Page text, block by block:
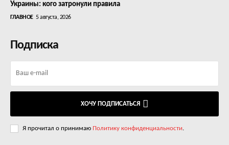
Украины: кого затронули правила
ГЛАВНОЕ 5 августа, 2026
Подписка
ХОЧУ ПОДПИСАТЬСЯ
Я прочитал о принимаю Политику конфиденциальности.